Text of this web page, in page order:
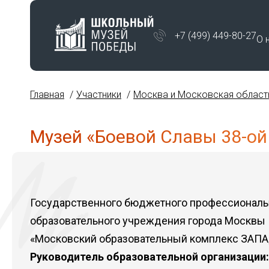
О
+7 (499) 449-80-27
Главная Участники Москва и Московская
Музей «Боевой Славы 38-
Государственного бюджетного
образовательного учреждения города Москвы
«Московский образовательный комплекс
Руководитель образовательной организации: